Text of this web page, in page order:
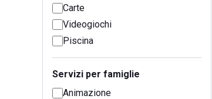
Carte
Videogiochi
Piscina
Servizi per famiglie
Animazione